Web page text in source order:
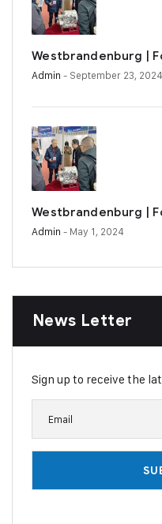
Westbrandenburg |
Admin - September 23, 2024
Westbrandenburg |
Admin - May 1, 2024
News Letter
Sign up to receive the